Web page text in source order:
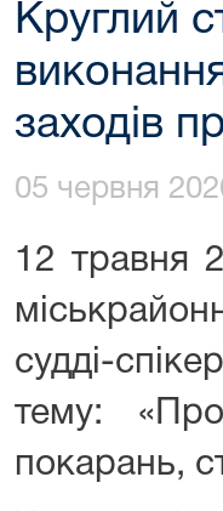
Круглий
заходів
05 червня
12 травня
судді-
тему:
покарань,